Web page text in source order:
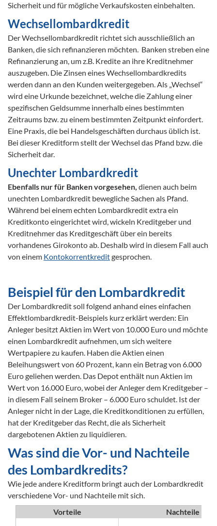
Sicherheit und für mögliche Verkaufskosten einbehalten.
Wechsellombardkredit
Der Wechsellombardkredit richtet sich ausschließlich an
Banken, die sich refinanzieren möchten.  Banken streben eine
Refinanzierung an, um z.B. Kredite an ihre Kreditnehmer
auszugeben. Die Zinsen eines Wechsellombardkredits
werden dann an den Kunden weitergegeben. Als „Wechsel“
wird eine Urkunde bezeichnet, welche die Zahlung einer
spezifischen Geldsumme innerhalb eines bestimmten
Zeitraums bzw. zu einem bestimmten Zeitpunkt einfordert.
Eine Praxis, die bei Handelsgeschäften durchaus üblich ist.
Bei dieser Kreditform stellt der Wechsel das Pfand bzw. die
Sicherheit dar.
Unechter Lombardkredit
Ebenfalls nur für Banken vorgesehen, dienen auch beim
unechten Lombardkredit bewegliche Sachen als Pfand.
Während bei einem echten Lombardkredit extra ein
Kreditkonto eingerichtet wird, wickeln Kreditgeber und
Kreditnehmer das Kreditgeschäft über ein bereits
vorhandenes Girokonto ab. Deshalb wird in diesem Fall auch
von einem Kontokorrentkredit gesprochen.
Beispiel für den Lombardkredit
Der Lombardkredit soll folgend anhand eines einfachen
Effektlombardkredit-Beispiels kurz erklärt werden: Ein
Anleger besitzt Aktien im Wert von 10.000 Euro und möchte
einen Lombardkredit aufnehmen, um sich weitere
Wertpapiere zu kaufen. Haben die Aktien einen
Beleihungswert von 60 Prozent, kann ein Betrag von 6.000
Euro geliehen werden. Das Depot enthält nun Aktien im
Wert von 16.000 Euro, wobei der Anleger dem Kreditgeber –
in diesem Fall seinem Broker – 6.000 Euro schuldet. Ist der
Anleger nicht in der Lage, die Kreditkonditionen zu erfüllen,
hat der Kreditgeber das Recht, die als Sicherheit
dargebotenen Aktien zu liquidieren.
Was sind die Vor- und Nachteile
des Lombardkredits?
Wie jede andere Kreditform bringt auch der Lombardkredit
verschiedene Vor- und Nachteile mit sich.
Vorteile
Nachteile